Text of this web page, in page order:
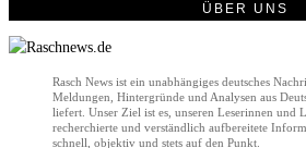
ÜBER UNS
Rasch News ist ein unabhängiges deutsches
Meldungen, Hintergründe und Analysen aus
liefert. Unser Ziel ist es, unseren Leserinnen und
recherchierte und verständlich aufbereitete
schnell, objektiv und stets auf den Punkt.